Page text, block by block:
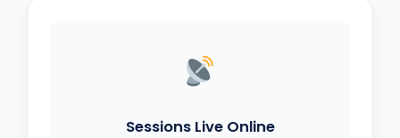
Sessions Live Online